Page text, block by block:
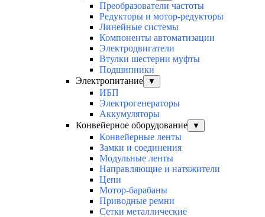
Преобразователи частоты
Редукторы и мотор-редукторы
Линейные системы
Компоненты автоматизации
Электродвигатели
Втулки шестерни муфты
Подшипники
Электропитание
▼
ИБП
Электрогенераторы
Аккумуляторы
Конвейерное оборудование
▼
Конвейерные ленты
Замки и соединения
Модульные ленты
Направляющие и натяжители
Цепи
Мотор-барабаны
Приводные ремни
Сетки металлические